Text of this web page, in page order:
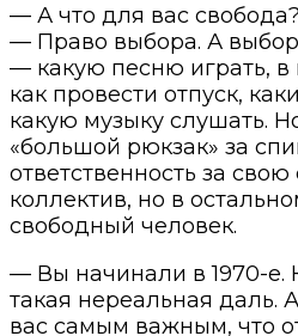
— А что для вас свобода?
— Право выбора. А выбор
— какую песню играть, в
как провести отпуск,
какую музыку слушать.
«большой рюкзак» за
ответственность за
коллектив, но в
свободный человек.
— Вы начинали в 1970-е.
такая нереальная даль.
вас самым важным, что